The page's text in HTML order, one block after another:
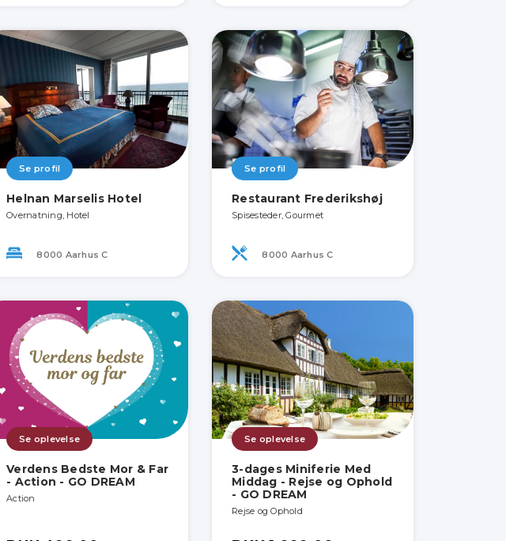
Se profil
Helnan Marselis Hotel
Overnatning, Hotel
8000 Aarhus C
Se profil
Restaurant Frederikshøj
Spisesteder, Gourmet
8000 Aarhus C
Se oplevelse
Verdens Bedste Mor & Far
- Action - GO DREAM
Action
Se oplevelse
3-dages Miniferie Med
Middag - Rejse og Ophold
- GO DREAM
Rejse og Ophold